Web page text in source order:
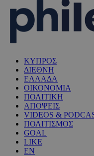
ΚΥΠΡΟΣ
ΔΙΕΘΝΗ
ΕΛΛΑΔΑ
ΟΙΚΟΝΟΜΙΑ
ΠΟΛΙΤΙΚΗ
ΑΠΟΨΕΙΣ
VIDEOS &
ΠΟΛΙΤΙΣΜΟΣ
GOAL
LIKE
EN